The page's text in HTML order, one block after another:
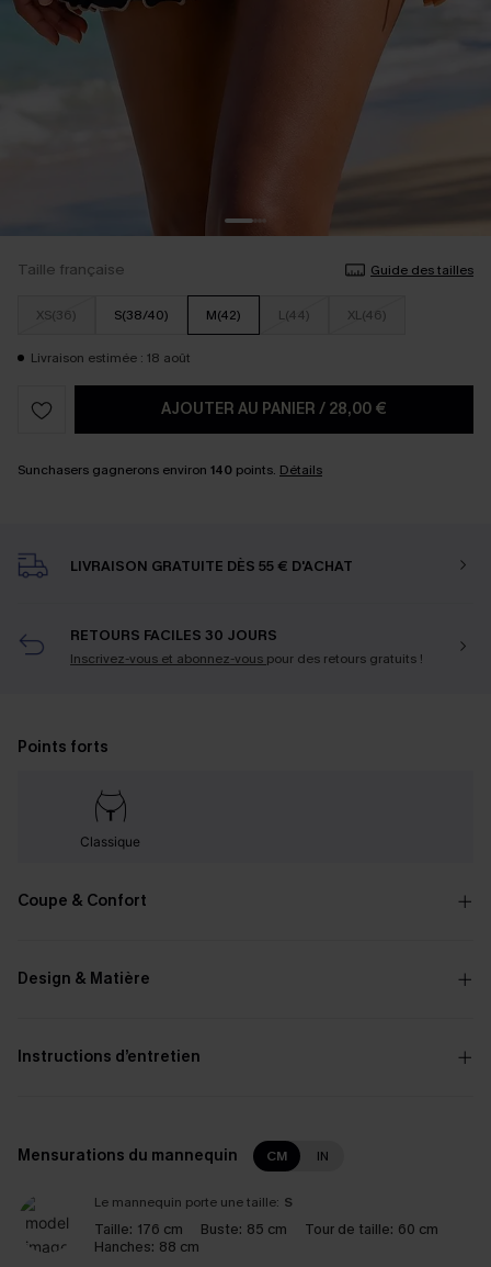
Taille française Guide des tailles
XS(36) S(38/40) M(42) L(44) XL(46)
Livraison estimée : 18 août
AJOUTER AU PANIER / 28,00 €
Sunchasers gagnerons environ 140 points. Détails
LIVRAISON GRATUITE DÈS 55 € D'ACHAT
RETOURS FACILES 30 JOURS
Inscrivez-vous et abonnez-vous pour des retours gratuits !
Points forts
Classique
Coupe & Confort
Design & Matière
Instructions d’entretien
Mensurations du mannequin CM IN
Le mannequin porte une taille: S
Taille: 176 cm Buste: 85 cm Tour de taille: 60 cm
Hanches: 88 cm